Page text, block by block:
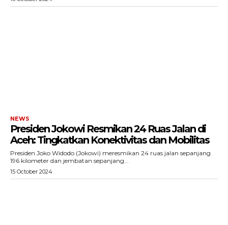
NEWS
Presiden Jokowi Resmikan 24 Ruas Jalan di
Aceh: Tingkatkan Konektivitas dan Mobilitas
Presiden Joko Widodo (Jokowi) meresmikan 24 ruas jalan sepanjang
196 kilometer dan jembatan sepanjang...
15 October 2024